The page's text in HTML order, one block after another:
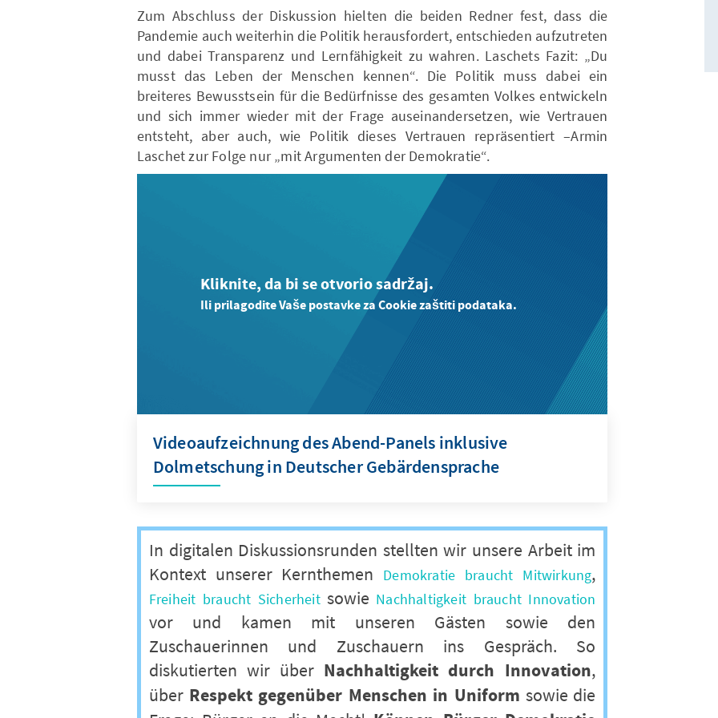
Zum Abschluss der Diskussion hielten die beiden Redner fest, dass die
Pandemie auch weiterhin die Politik herausfordert, entschieden aufzutreten
und dabei Transparenz und Lernfähigkeit zu wahren. Laschets Fazit: „Du
musst das Leben der Menschen kennen“. Die Politik muss dabei ein
breiteres Bewusstsein für die Bedürfnisse des gesamten Volkes entwickeln
und sich immer wieder mit der Frage auseinandersetzen, wie Vertrauen
entsteht, aber auch, wie Politik dieses Vertrauen repräsentiert –Armin
Laschet zur Folge nur „mit Argumenten der Demokratie“.
Kliknite, da bi se otvorio sadržaj.
Ili prilagodite Vaše postavke za Cookie zaštiti podataka.
Videoaufzeichnung des Abend-Panels inklusive
Dolmetschung in Deutscher Gebärdensprache
In digitalen Diskussionsrunden stellten wir unsere Arbeit im
Kontext unserer Kernthemen
Demokratie braucht Mitwirkung,
Freiheit braucht Sicherheitsowie Nachhaltigkeit braucht Innovation
vor und kamen mit unseren Gästen sowie den
Zuschauerinnen und Zuschauern ins Gespräch. So
diskutierten wir über Nachhaltigkeit durch Innovation,
über Respekt gegenüber Menschen in Uniform sowie die